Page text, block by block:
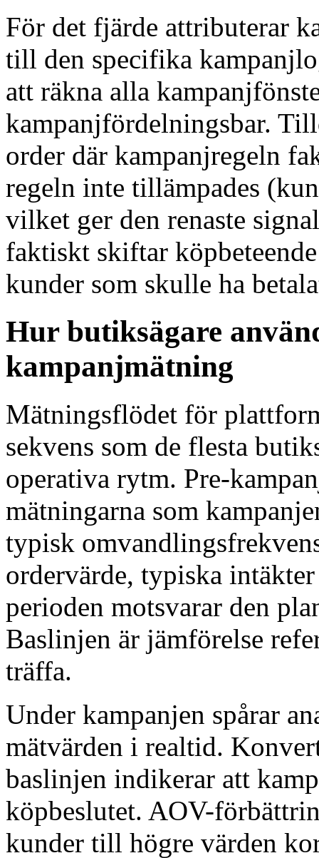
För det fjärde attributerar
till den specifika
att räkna alla
kampanjfördelningsbar.
order där kampanjregeln
regeln inte tillämpades
vilket ger den renaste
faktiskt skiftar
kunder som skulle ha
Hur butiksägare
kampanjmätning
Mätningsflödet för
sekvens som de flesta
operativa rytm. Pre-
mätningarna som
typisk
ordervärde, typiska intäkter
perioden motsvarar den
Baslinjen är jämförelse
träffa.
Under kampanjen spårar
mätvärden i realtid.
baslinjen indikerar att
köpbeslutet. AOV-
kunder till högre värden